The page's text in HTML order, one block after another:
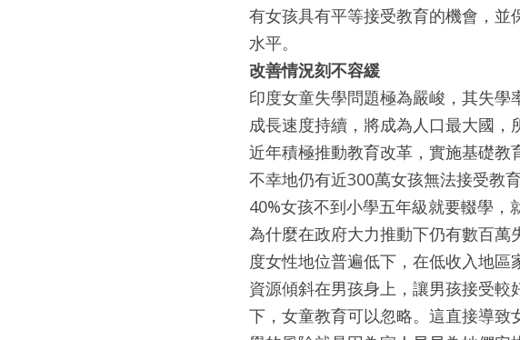
有女孩具有平等接受教育的機會，
水平。
改善情況刻不容緩
印度女童失學問題極為嚴峻，其失
成長速度持續，將成為人口最大國
近年積極推動教育改革，實施基礎
不幸地仍有近300萬女孩無法接受教
40%女孩不到小學五年級就要輟學，
為什麼在政府大力推動下仍有數百
度女性地位普遍低下，在低收入地
資源傾斜在男孩身上，讓男孩接受
下，女童教育可以忽略。這直接導